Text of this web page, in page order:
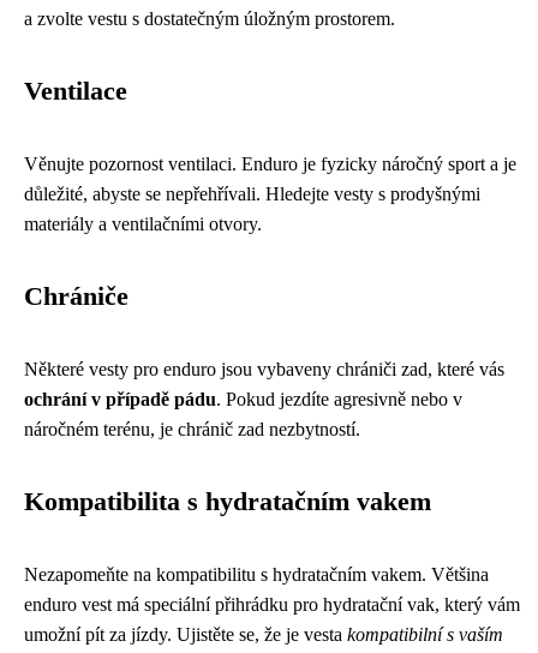
a zvolte vestu s dostatečným úložným prostorem.
Ventilace
Věnujte pozornost ventilaci. Enduro je fyzicky náročný sport a je
důležité, abyste se nepřehřívali. Hledejte vesty s prodyšnými
materiály a ventilačními otvory.
Chrániče
Některé vesty pro enduro jsou vybaveny chrániči zad, které vás
ochrání v případě pádu. Pokud jezdíte agresivně nebo v
náročném terénu, je chránič zad nezbytností.
Kompatibilita s hydratačním vakem
Nezapomeňte na kompatibilitu s hydratačním vakem. Většina
enduro vest má speciální přihrádku pro hydratační vak, který vám
umožní pít za jízdy. Ujistěte se, že je vesta kompatibilní s vaším